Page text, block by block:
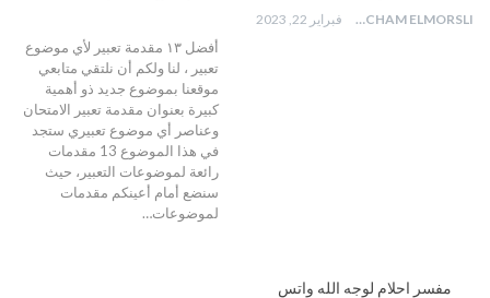
HICHAM ELMORSLI فبراير 22, 2023
أفضل ١٣ مقدمة تعبير لأي موضوع
تعبير ، لنا ولكم أن نلتقي متابعي
موقعنا بموضوع جديد ذو أهمية
كبيرة بعنوان مقدمة تعبير الامتحان
وعناصر أي موضوع تعبيري ستجد
في هذا الموضوع 13 مقدمات
رائعة لموضوعات التعبير، حيث
سنضع أمام أعينكم مقدمات
لموضوعات…
مفسر احلام لوجه الله واتس